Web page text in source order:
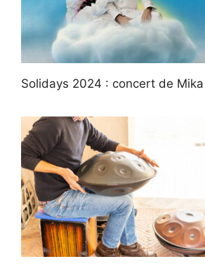
Solidays 2024 : concert de Mika